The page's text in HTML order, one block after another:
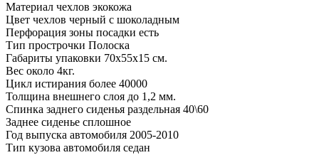
Материал чехлов экокожа
Цвет чехлов черный с шоколадным
Перфорация зоны посадки есть
Тип прострочки Полоска
Габариты упаковки 70х55х15 см.
Вес около 4кг.
Цикл истирания более 40000
Толщина внешнего слоя до 1,2 мм.
Спинка заднего сиденья раздельная 40\60
Заднее сиденье сплошное
Год выпуска автомобиля 2005-2010
Тип кузова автомобиля седан